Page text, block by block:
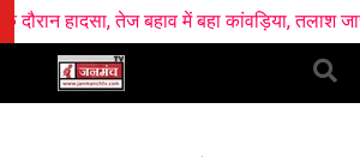
बहाव में बहा कांवड़िया, तलाश जारी खटीमा